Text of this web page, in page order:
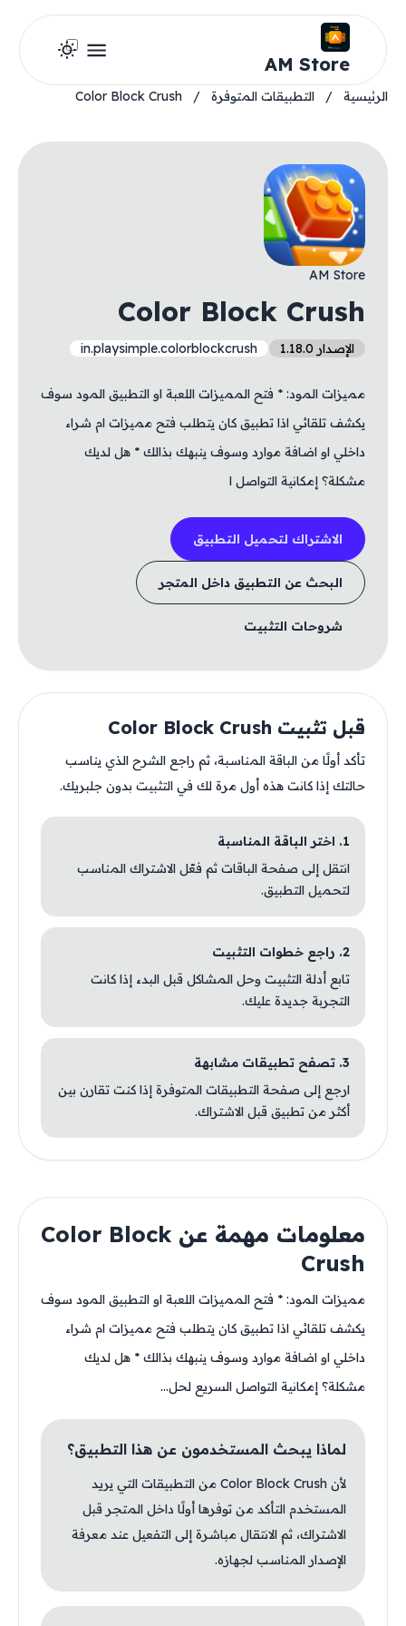
AM Store
الرئيسية / التطبيقات المتوفرة /
Color Block Crush
AM Store
Color Block Crush
الإصدار 1.18.0 in.playsimple.colorblockcrush
مميزات المود: * فتح المميزات اللعبة او التطبيق المود سوف
يكشف تلقائي اذا تطبيق كان يتطلب فتح مميزات ام شراء
داخلي او اضافة موارد وسوف ينبهك بذالك * هل لديك
مشكلة؟ إمكانية التواصل ا
الاشتراك لتحميل التطبيق
البحث عن التطبيق داخل المتجر
شروحات التثبيت
قبل تثبيت Color Block Crush
تأكد أولًا من الباقة المناسبة، ثم راجع الشرح الذي يناسب
حالتك إذا كانت هذه أول مرة لك في التثبيت بدون جلبريك.
1. اختر الباقة المناسبة
انتقل إلى صفحة الباقات ثم فعّل الاشتراك المناسب
لتحميل التطبيق.
2. راجع خطوات التثبيت
تابع أدلة التثبيت وحل المشاكل قبل البدء إذا كانت
التجربة جديدة عليك.
3. تصفح تطبيقات مشابهة
ارجع إلى صفحة التطبيقات المتوفرة إذا كنت تقارن بين
أكثر من تطبيق قبل الاشتراك.
معلومات مهمة عن Color Block
Crush
مميزات المود: * فتح المميزات اللعبة او التطبيق المود سوف
يكشف تلقائي اذا تطبيق كان يتطلب فتح مميزات ام شراء
داخلي او اضافة موارد وسوف ينبهك بذالك * هل لديك
مشكلة؟ إمكانية التواصل السريع لحل...
لماذا يبحث المستخدمون عن هذا التطبيق؟
لأن Color Block Crush من التطبيقات التي يريد
المستخدم التأكد من توفرها أولًا داخل المتجر قبل
الاشتراك، ثم الانتقال مباشرة إلى التفعيل عند معرفة
الإصدار المناسب لجهازه.